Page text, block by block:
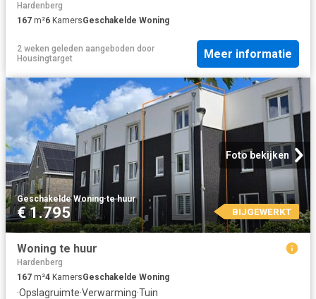
Hardenberg
167 m²6 KamersGeschakelde Woning
2 weken geleden aangeboden door
Housingtarget
Meer informatie
Foto bekijken
Geschakelde Woning·te huur
€ 1.795 BIJGEWERKT
Woning te huur
Hardenberg
167 m²4 KamersGeschakelde Woning
·Opslagruimte·Verwarming·Tuin